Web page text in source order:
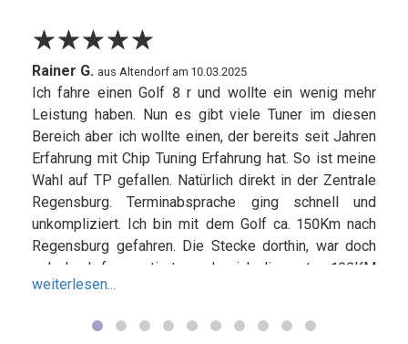
☆☆☆☆☆
★★★★★
Rainer G. aus Altendorf am 10.03.2025
Ich fahre einen Golf 8 r und wollte ein wenig mehr
Leistung haben. Nun es gibt viele Tuner im diesen
Bereich aber ich wollte einen, der bereits seit Jahren
Erfahrung mit Chip Tuning Erfahrung hat. So ist meine
Wahl auf TP gefallen. Natürlich direkt in der Zentrale
Regensburg. Terminabsprache ging schnell und
unkompliziert. Ich bin mit dem Golf ca. 150Km nach
Regensburg gefahren. Die Stecke dorthin, war doch
sehr hoch frequentiert, so das ich die ersten 100KM
mit tempo 100Km/h (Tempomat) gefahren bin.
vor Ort war sehr freundlich und schnell. Der Testfahrer
weiterlesen...